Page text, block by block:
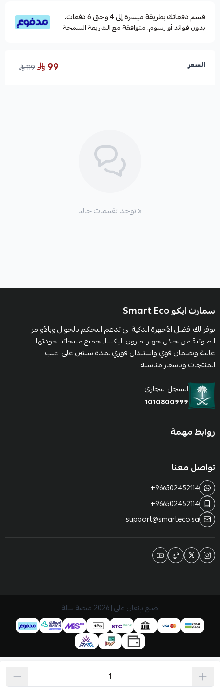
قسم دفعاتك بطريقة ميسرة إلى 4 وحتى 6 دفعات،
بدون فوائد أو رسوم. متوافقة مع الشريعة السمحة
السعر 99
119
لا توجد تقييمات حاليا
سمارت ايكو Smart Eco
نوفر لك افضل الأجهزة الذكية الي تدعم التحكم بالجوال وبالأوامر
الصوتية من خلال جهاز امازون اليكسا, جميع منتجاتنا جودتها
عالية وبضمان قوي واستبدال فوري لمدة سنتين على اغلب
المنتجات وباسعار مناسبة
السجل التجاري
1010800999
روابط مهمة
تواصل معنا
+966502452114
+966502452114
support@smarteco.sa
صنع بإتقان على | 2026 منصة سلة